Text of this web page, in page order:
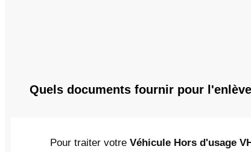
Quels documents fournir pour
Pour traiter votre Véhicule Hors d'usage